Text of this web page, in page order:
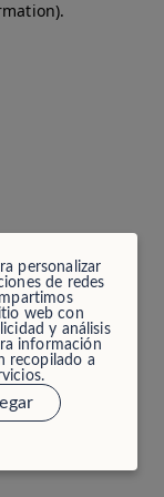
personalizar
de redes
web con
y análisis
información
recopilado a
.